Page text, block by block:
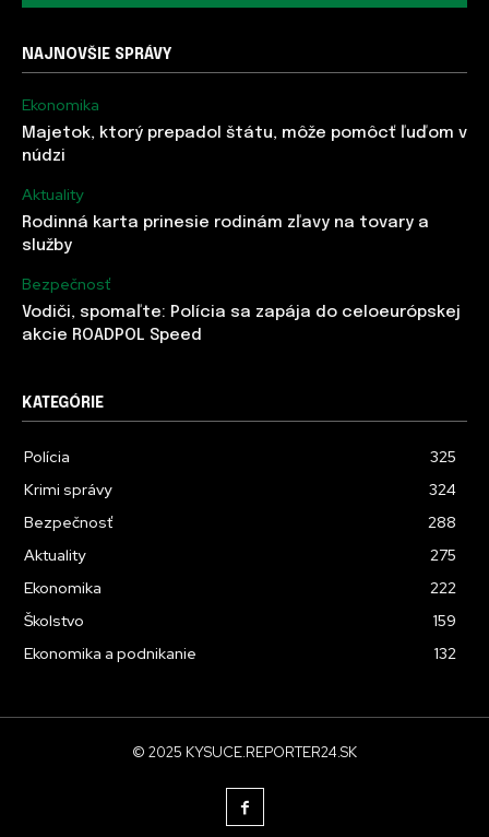
NAJNOVŠIE SPRÁVY
Ekonomika
Majetok, ktorý prepadol štátu, môže pomôcť ľuďom v
núdzi
Aktuality
Rodinná karta prinesie rodinám zľavy na tovary a
služby
Bezpečnosť
Vodiči, spomaľte: Polícia sa zapája do celoeurópskej
akcie ROADPOL Speed
KATEGÓRIE
Polícia
325
Krimi správy
324
Bezpečnosť
288
Aktuality
275
Ekonomika
222
Školstvo
159
Ekonomika a podnikanie
132
© 2025 KYSUCE.REPORTER24.SK